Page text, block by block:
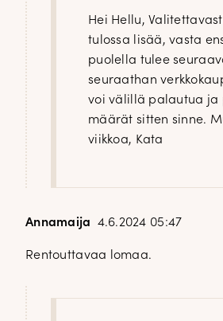
Hei Hellu,
tulossa lisää, vasta
puolella tulee
seuraathan
voi välillä palautua ja
määrät sitten sinne.
viikkoa, Kata
Annamaija 4.6.2024 05:47
Rentouttavaa lomaa.
DOPP tyylikirje!
Tilaa tyylikirje ja inspiroidu ajattomasta
näkökulmista pukeutumiseen — arkeen ja
uutuudet ja ajattomat ideat saapuvat